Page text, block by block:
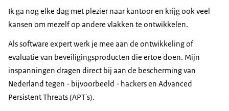
Ik ga nog elke dag met plezier naar kantoor en krijg ook veel
kansen om mezelf op andere vlakken te ontwikkelen.
Als software expert werk je mee aan de ontwikkeling of
evaluatie van beveiligingsproducten die ertoe doen. Mijn
inspanningen dragen direct bij aan de bescherming van
Nederland tegen - bijvoorbeeld - hackers en Advanced
Persistent Threats(APT's).